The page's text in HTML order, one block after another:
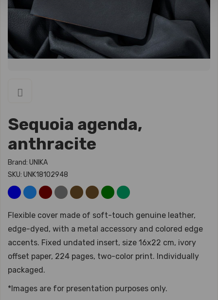
Sequoia agenda,
anthracite
Brand: UNIKA
SKU: UNK18102948
Flexible cover made of soft-touch genuine leather,
edge-dyed, with a metal accessory and colored edge
accents. Fixed undated insert, size 16x22 cm, ivory
offset paper, 224 pages, two-color print. Individually
packaged.
*Images are for presentation purposes only.